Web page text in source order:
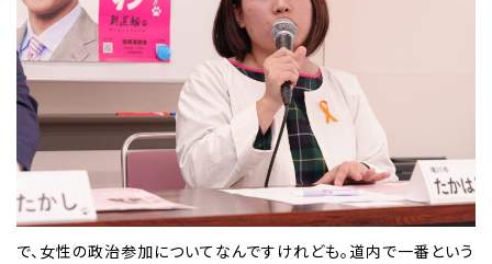
で、女性の政治参加についてなんですけれども。道内で一番という